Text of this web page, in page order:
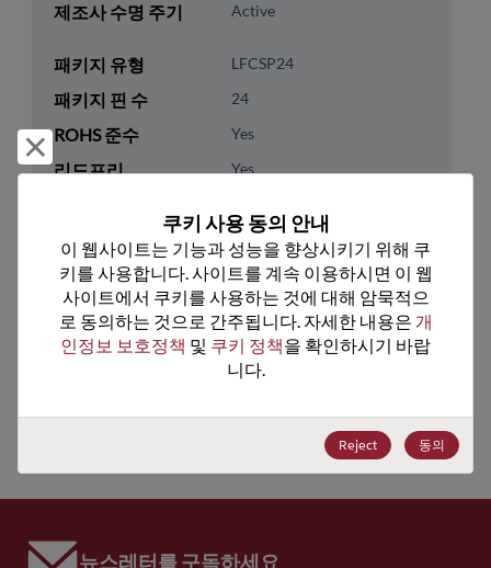
제조사 수명 주기 Active
패키지 유형 LFCSP24
패키지 핀 수 24
ROHS 준수 Yes
리드프리 Yes
패키지 수량 1500
기술 카테고리 Analog & Mixed Signal
기술 하위 카테고리 Special Analog Function
8542.39.0090
ECCN EAR99
뉴스레터를 구독하세요
거부 및 닫기
쿠키 사용 동의 안내
이 웹사이트는 기능과 성능을 향상시키기 위해 쿠
키를 사용합니다. 사이트를 계속 이용하시면 이 웹
사이트에서 쿠키를 사용하는 것에 대해 암묵적으
로 동의하는 것으로 간주됩니다. 자세한 내용은 개
인정보 보호정책 및 쿠키 정책을 확인하시기 바랍
니다.
Reject 동의